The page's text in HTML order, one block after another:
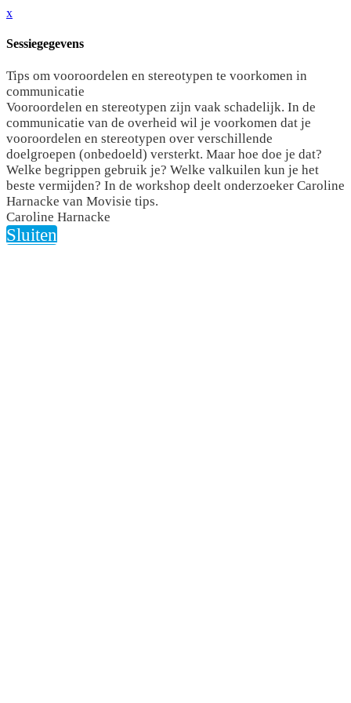
x
Sessiegegevens
Tips om vooroordelen en stereotypen te voorkomen in
communicatie
Vooroordelen en stereotypen zijn vaak schadelijk. In de
communicatie van de overheid wil je voorkomen dat je
vooroordelen en stereotypen over verschillende
doelgroepen (onbedoeld) versterkt. Maar hoe doe je dat?
Welke begrippen gebruik je? Welke valkuilen kun je het
beste vermijden? In de workshop deelt onderzoeker Caroline
Harnacke van Movisie tips.
Caroline Harnacke
Sluiten